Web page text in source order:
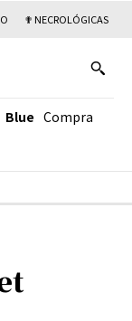
✟ NECROLÓGICAS
Compra